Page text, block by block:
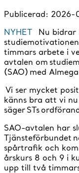
Publicerad: 2026-
NYHET
Nu bidrar
timmars arbete i
avtalen om
(SAO) med
Vi ser mycket
känns bra att vi
säger STs
SAO-avtalen har
Tjänsteförbundet
spårtrafik och
årskurs 8 och 9 i
upp till två